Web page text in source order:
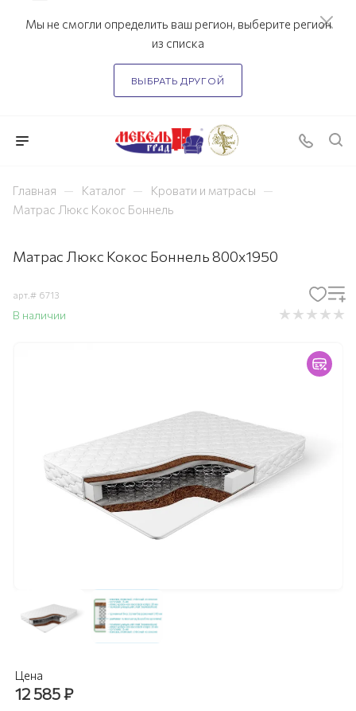
Мы не смогли определить ваш регион, выберите регион
из списка
ВЫБРАТЬ ДРУГОЙ
Главная — Каталог — Кровати и матрасы —
Матрас Люкс Кокос Боннель
Матрас Люкс Кокос Боннель 800х1950
арт.# 6713
В наличии
Цена
12 585₽